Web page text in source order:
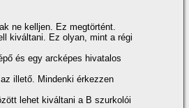
ne kelljen. Ez megtörtént.
kiváltani. Ez olyan, mint a régi
és egy arcképes hivatalos
illető. Mindenki érkezzen
lehet kiváltani a B szurkolói